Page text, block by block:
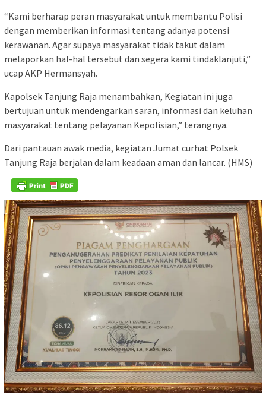
“Kami berharap peran masyarakat untuk membantu Polisi
dengan memberikan informasi tentang adanya potensi
kerawanan. Agar supaya masyarakat tidak takut dalam
melaporkan hal-hal tersebut dan segera kami tindaklanjuti,”
ucap AKP Hermansyah.
Kapolsek Tanjung Raja menambahkan, Kegiatan ini juga
bertujuan untuk mendengarkan saran, informasi dan keluhan
masyarakat tentang pelayanan Kepolisian,” terangnya.
Dari pantauan awak media, kegiatan Jumat curhat Polsek
Tanjung Raja berjalan dalam keadaan aman dan lancar. (HMS)